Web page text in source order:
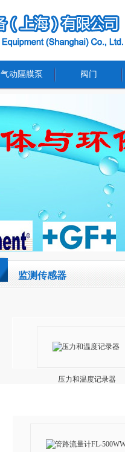
气动隔膜泵 阀门
监测传感器
压力和温度记录器